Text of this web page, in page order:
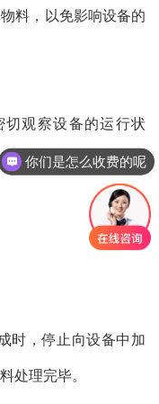
料，以免影响设备的
观察设备的运行状
速度和压力，以达到
时，停止向设备中加
处理完毕。
你们是怎么收费的呢